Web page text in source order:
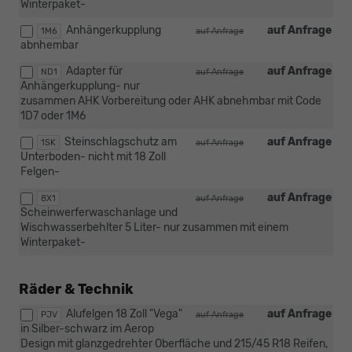
Winterpaket-
1M6 auf Anfrage
auf Anfrage
Anhängerkupplung
abnhembar
ND1 auf Anfrage
auf Anfrage
Adapter für
Anhängerkupplung- nur
zusammen AHK Vorbereitung oder AHK abnehmbar mit Code
1D7 oder 1M6
1SK auf Anfrage
auf Anfrage
Steinschlagschutz am
Unterboden- nicht mit 18 Zoll
Felgen-
8X1 auf Anfrage
auf Anfrage
Scheinwerferwaschanlage und
Wischwasserbehlter 5 Liter- nur zusammen mit einem
Winterpaket-
Räder & Technik
PJV auf Anfrage
auf Anfrage
Alufelgen 18 Zoll "Vega"
in Silber-schwarz im Aerop
Design mit glanzgedrehter Oberfläche und 215/45 R18 Reifen,